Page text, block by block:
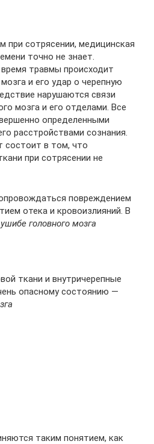
при сотрясении, медицинская
точно не знает.
травмы происходит
и его удар о черепную
нарушаются связи
мозга и его отделами. Все
определенными
расстройствами сознания.
состоит в том, что
при сотрясении не
повреждением
отека и кровоизлияний. В
ушибе головного мозга
ткани и внутричерепные
опасному состоянию —
таким понятием, как